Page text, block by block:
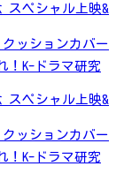
スペシャル上映&
ッションカバー
！K-ドラマ研究
スペシャル上映&
ッションカバー
！K-ドラマ研究